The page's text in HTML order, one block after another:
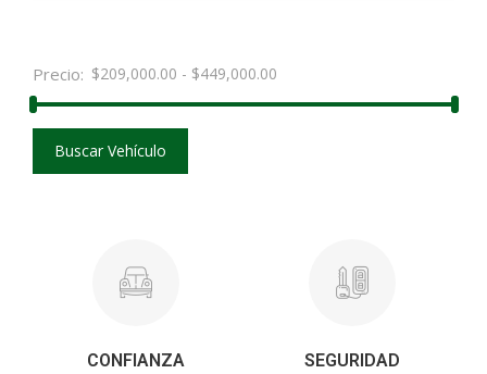
Precio: $209,000.00 - $449,000.00
Buscar Vehículo
CONFIANZA SEGURIDAD